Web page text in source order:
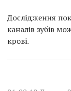
Дослідження
каналів зубів
крові.